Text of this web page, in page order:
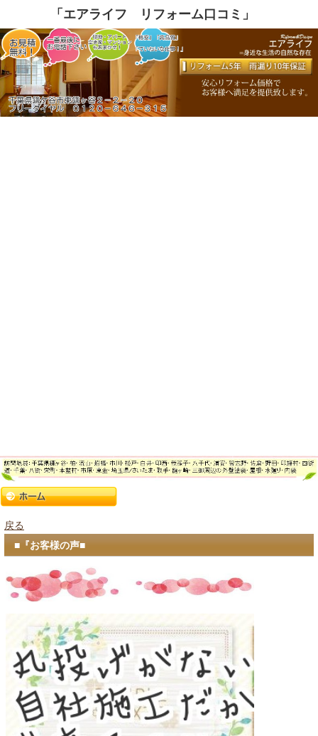
「エアライフ リフォーム口コミ」
戻る
■『お客様の声■